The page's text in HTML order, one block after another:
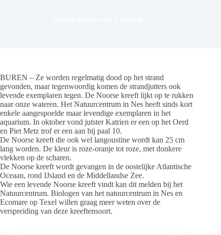
BUREN – Ze worden regelmatig dood op het strand
gevonden, maar tegenwoordig komen de strandjutters ook
levende exemplaren tegen. De Noorse kreeft lijkt op te rukken
naar onze wateren. Het Natuurcentrum in Nes heeft sinds kort
enkele aangespoelde maar levendige exemplaren in het
aquarium. In oktober vond jutster Katrien er een op het Oerd
en Piet Metz trof er een aan bij paal 10.
De Noorse kreeft die ook wel langoustine wordt kan 25 cm
lang worden. De kleur is roze-oranje tot roze, met donkere
vlekken op de scharen.
De Noorse kreeft wordt gevangen in de oostelijke Atlantische
Oceaan, rond IJsland en de Middellandse Zee.
Wie een levende Noorse kreeft vindt kan dit melden bij het
Natuurcentrum. Biologen van het natuurcentrum in Nes en
Ecomare op Texel willen graag meer weten over de
verspreiding van deze kreeftensoort.